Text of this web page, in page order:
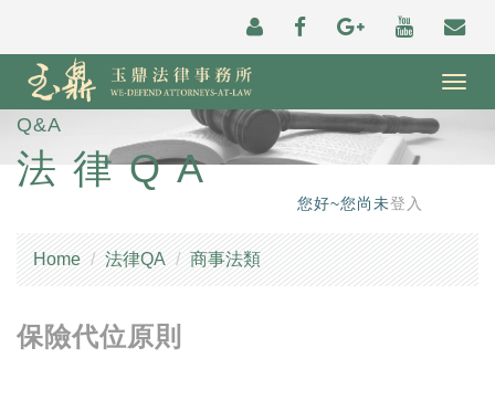
Q&A
法律QA
您好~您尚未登入
Home 法律QA 商事法類
保險代位原則